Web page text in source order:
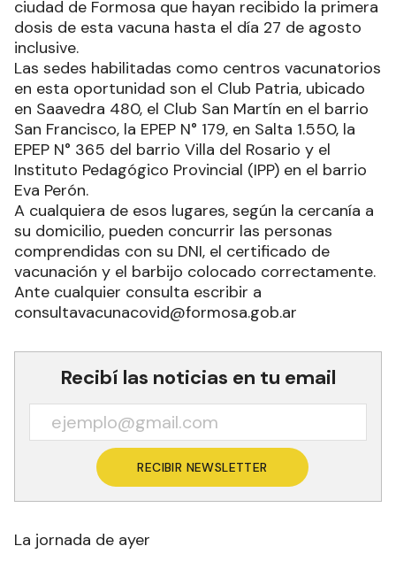
ciudad de Formosa que hayan recibido la primera
dosis de esta vacuna hasta el día 27 de agosto
inclusive.
Las sedes habilitadas como centros vacunatorios
en esta oportunidad son el Club Patria, ubicado
en Saavedra 480, el Club San Martín en el barrio
San Francisco, la EPEP N° 179, en Salta 1.550, la
EPEP N° 365 del barrio Villa del Rosario y el
Instituto Pedagógico Provincial (IPP) en el barrio
Eva Perón.
A cualquiera de esos lugares, según la cercanía a
su domicilio, pueden concurrir las personas
comprendidas con su DNI, el certificado de
vacunación y el barbijo colocado correctamente.
Ante cualquier consulta escribir a
consultavacunacovid@formosa.gob.ar
Recibí las noticias en tu email
RECIBIR NEWSLETTER
La jornada de ayer